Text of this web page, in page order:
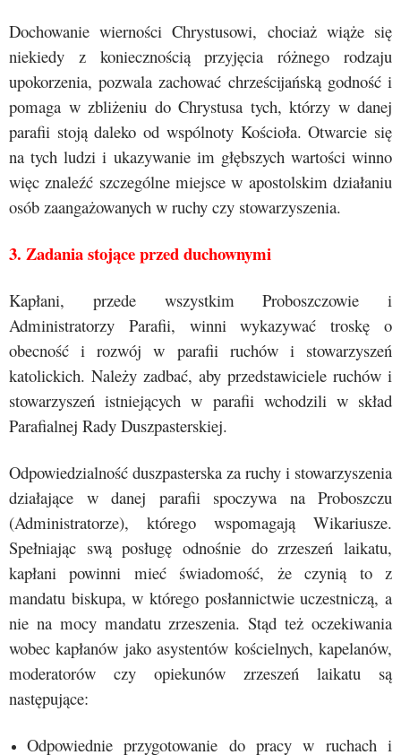
Dochowanie wierności Chrystusowi, chociaż wiąże się
niekiedy z koniecznością przyjęcia różnego rodzaju
upokorzenia, pozwala zachować chrześcijańską godność i
pomaga w zbliżeniu do Chrystusa tych, którzy w danej
parafii stoją daleko od wspólnoty Kościoła. Otwarcie się
na tych ludzi i ukazywanie im głębszych wartości winno
więc znaleźć szczególne miejsce w apostolskim działaniu
osób zaangażowanych w ruchy czy stowarzyszenia.
3. Zadania stojące przed duchownymi
Kapłani, przede wszystkim Proboszczowie i
Administratorzy Parafii, winni wykazywać troskę o
obecność i rozwój w parafii ruchów i stowarzyszeń
katolickich. Należy zadbać, aby przedstawiciele ruchów i
stowarzyszeń istniejących w parafii wchodzili w skład
Parafialnej Rady Duszpasterskiej.
Odpowiedzialność duszpasterska za ruchy i stowarzyszenia
działające w danej parafii spoczywa na Proboszczu
(Administratorze), którego wspomagają Wikariusze.
Spełniając swą posługę odnośnie do zrzeszeń laikatu,
kapłani powinni mieć świadomość, że czynią to z
mandatu biskupa, w którego posłannictwie uczestniczą, a
nie na mocy mandatu zrzeszenia. Stąd też oczekiwania
wobec kapłanów jako asystentów kościelnych, kapelanów,
moderatorów czy opiekunów zrzeszeń laikatu są
następujące:
Odpowiednie przygotowanie do pracy w ruchach i